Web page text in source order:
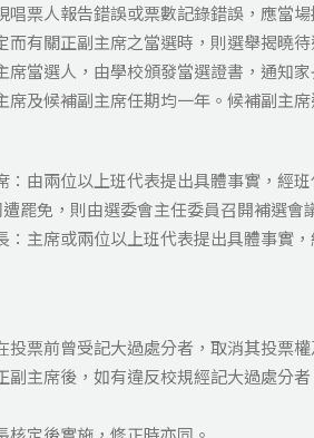
唱票人報告錯誤或票數記錄錯誤，應當
而有關正副主席之當選時，則選舉揭曉
當選人，由學校頒發當選證書，通知家
席及候補副主席任期均一年。候補副主
：由兩位以上班代表提出具體事實，經
罷免，則由選委會主任委員召開補選會
：主席或兩位以上班代表提出具體事實
投票前曾受記大過處分者，取消其投票
副主席後，如有違反校規經記大過處分